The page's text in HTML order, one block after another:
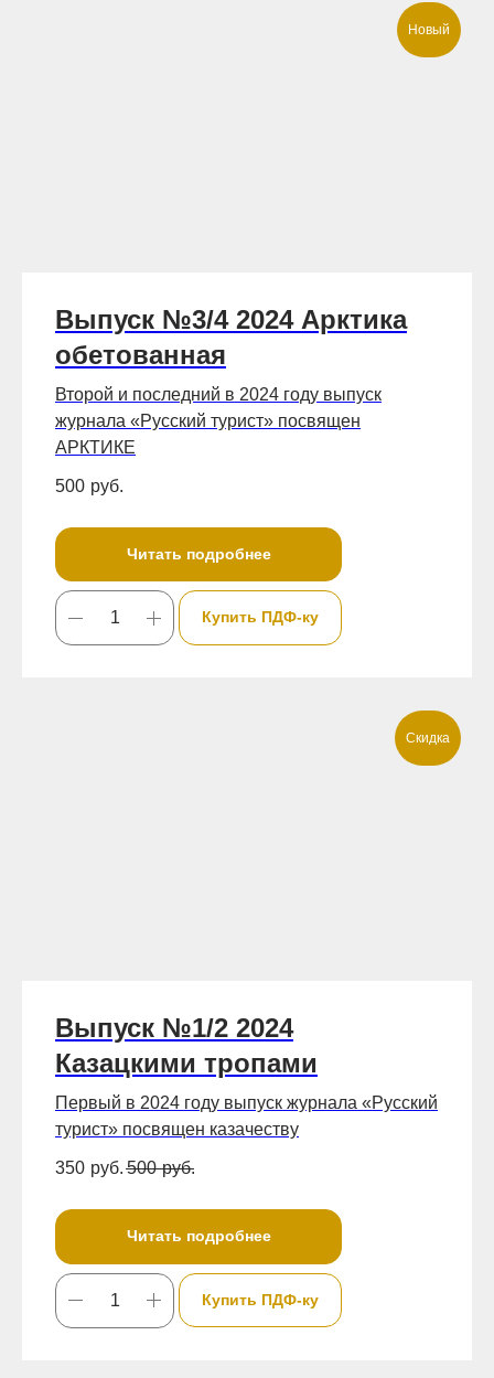
Новый
Выпуск №3/4 2024 Арктика
обетованная
Второй и последний в 2024 году выпуск
журнала «Русский турист» посвящен
АРКТИКЕ
500 руб.
Читать подробнее
Купить ПДФ-ку
Скидка
Выпуск №1/2 2024
Казацкими тропами
Первый в 2024 году выпуск журнала «Русский
турист» посвящен казачеству
350 руб. 500 руб.
Читать подробнее
Купить ПДФ-ку